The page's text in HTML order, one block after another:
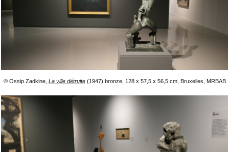
© Ossip Zadkine, La ville détruite(1947) bronze, 128 x 57,5 x 56,5 cm, Bruxelles, MRBAB